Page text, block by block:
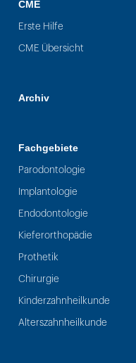
CME
Erste Hilfe
CME Übersicht
Archiv
Fachgebiete
Parodontologie
Implantologie
Endodontologie
Kieferorthopädie
Prothetik
Chirurgie
Kinderzahnheilkunde
Alterszahnheilkunde